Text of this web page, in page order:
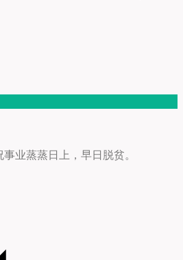
业蒸蒸日上，早日脱贫。